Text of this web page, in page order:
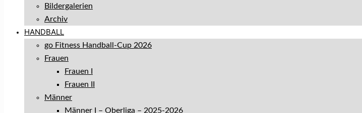
Bildergalerien
Archiv
HANDBALL
go Fitness Handball-Cup 2026
Frauen
Frauen I
Frauen II
Männer
Männer I – Oberliga – 2025-2026